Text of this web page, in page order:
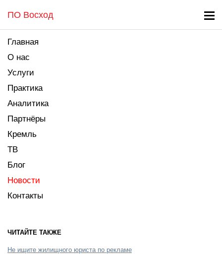
ПО Восход
Главная
О нас
Услуги
Практика
Аналитика
Партнёры
Кремль
ТВ
Блог
Новости
Контакты
ЧИТАЙТЕ ТАКЖЕ
Не ищите жилищного юриста по рекламе